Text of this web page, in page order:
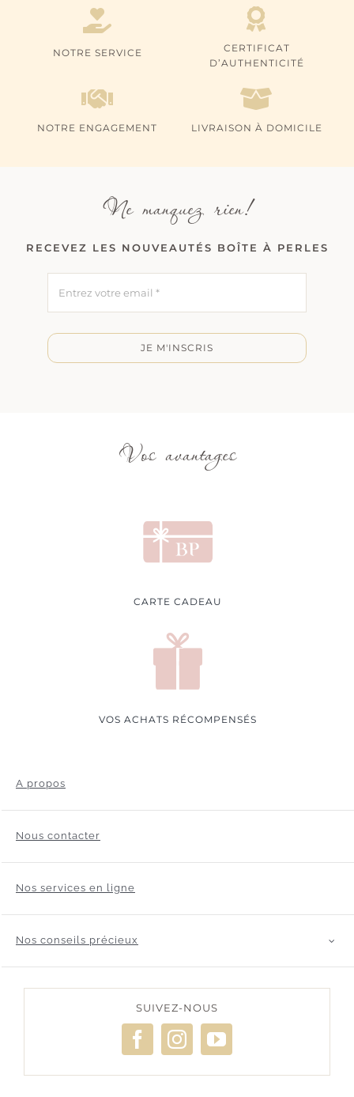
NOTRE SERVICE
CERTIFICAT
D’AUTHENTICITÉ
NOTRE ENGAGEMENT LIVRAISON À DOMICILE
Ne manquez rien!
RECEVEZ LES NOUVEAUTÉS BOÎTE À PERLES
JE M'INSCRIS
Vos avantages
CARTE CADEAU
VOS ACHATS RÉCOMPENSÉS
A propos
Nous contacter
Nos services en ligne
Nos conseils précieux
SUIVEZ-NOUS